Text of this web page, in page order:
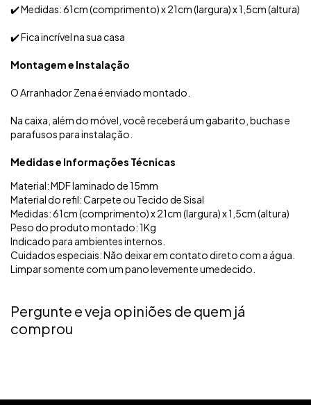
✔️ Medidas: 61cm (comprimento) x 21cm (largura) x 1,5cm (altura)
✔️ Fica incrível na sua casa
Montagem e Instalação
O Arranhador Zena é enviado montado.
Na caixa, além do móvel, você receberá um gabarito, buchas e
parafusos para instalação.
Medidas e Informações Técnicas
Material: MDF laminado de 15mm
Material do refil: Carpete ou Tecido de Sisal
Medidas: 61cm (comprimento) x 21cm (largura) x 1,5cm (altura)
Peso do produto montado: 1Kg
Indicado para ambientes internos.
Cuidados especiais: Não deixar em contato direto com a água.
Limpar somente com um pano levemente umedecido.
Pergunte e veja opiniões de quem já
comprou